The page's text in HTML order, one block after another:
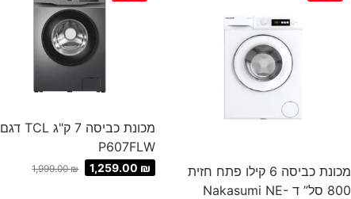
מכונת כביסה 6 קילו פתח חזית
800 סל” ד Nakasumi NE-
מכונת כביסה 7 ק"ג TCL דגם
P607FLW
1,999.00₪ 1,259.00 ₪